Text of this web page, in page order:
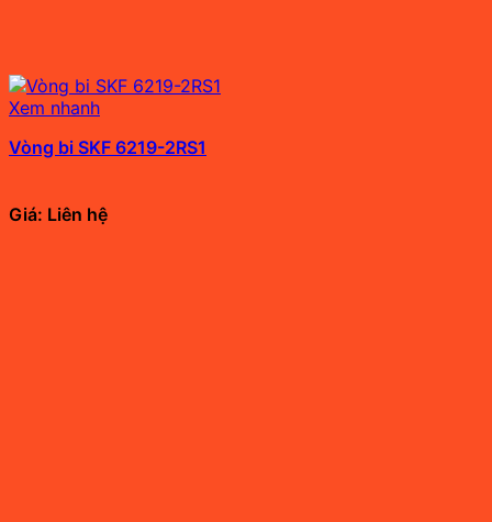
Xem nhanh
Vòng bi SKF 6219-2RS1
Giá: Liên hệ